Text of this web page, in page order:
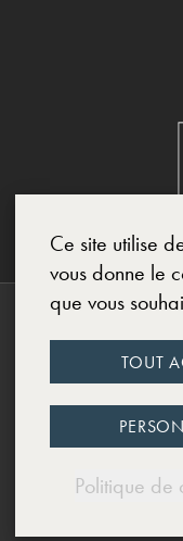
POLITIQUE DE
Ce site utilise
vous donne le
que vous
TOUT
Politique de